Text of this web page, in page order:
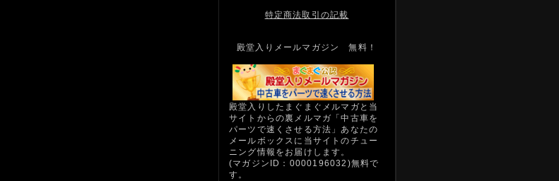
特定商法取引の記載
殿堂入りメールマガジン 無料！
殿堂入りしたまぐまぐメルマガと当
サイトからの裏メルマガ「中古車を
パーツで速くさせる方法」あなたの
メールボックスに当サイトのチュー
ニング情報をお届けします。
(マガジンID：0000196032)無料で
す。